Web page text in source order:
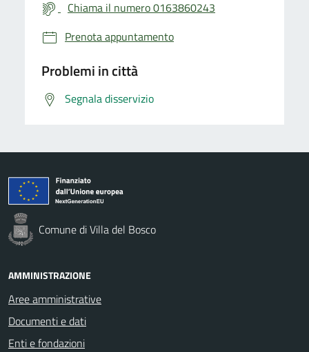
Chiama il numero 0163860243
Prenota appuntamento
Problemi in città
Segnala disservizio
Comune di Villa del Bosco
AMMINISTRAZIONE
Aree amministrative
Documenti e dati
Enti e fondazioni